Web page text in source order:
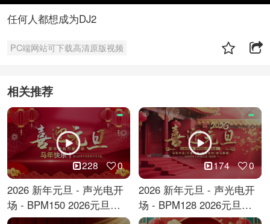
任何人都想成为DJ2
PC端网站可下载高清原版视频
相关推荐
228 0
2026 新年元旦 - 声光电开
场 - BPM150 2026元旦跨
年倒计时
174 0
2026 新年元旦 - 声光电开
场 - BPM128 2026元旦马
年